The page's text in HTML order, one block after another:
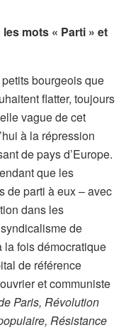
mots « Parti » et
bourgeois que
flatter, toujours
vague de cet
à la répression
de pays d’Europe.
que les
de parti à eux – avec
dans les
de
la fois démocratique
de référence
et communiste
Paris, Révolution
Résistance